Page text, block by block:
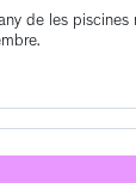
de les piscines